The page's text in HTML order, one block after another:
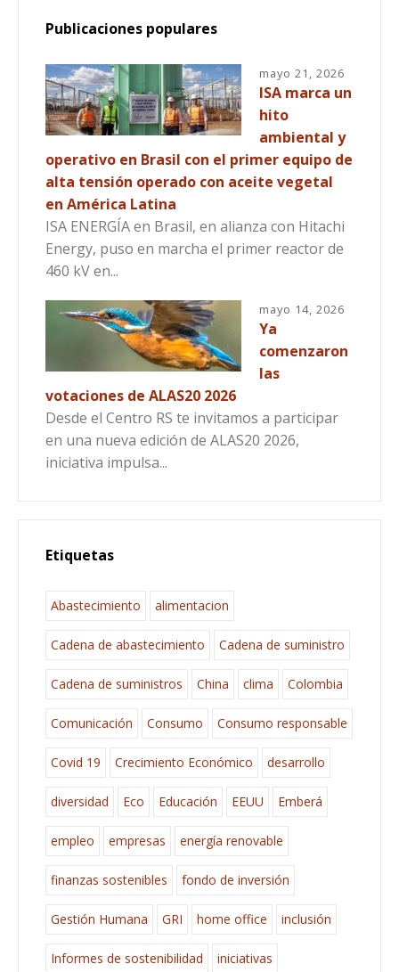
Publicaciones populares
mayo 21, 2026
ISA marca un
hito
ambiental y
operativo en Brasil con el primer equipo de
alta tensión operado con aceite vegetal
en América Latina
ISA ENERGÍA en Brasil, en alianza con Hitachi
Energy, puso en marcha el primer reactor de
460 kV en...
mayo 14, 2026
Ya
comenzaron
las
votaciones de ALAS20 2026
Desde el Centro RS te invitamos a participar
en una nueva edición de ALAS20 2026,
iniciativa impulsa...
Etiquetas
Abastecimiento alimentacion
Cadena de abastecimiento Cadena de suministro
Cadena de suministros China clima Colombia
Comunicación Consumo Consumo responsable
Covid 19 Crecimiento Económico desarrollo
diversidad Eco Educación EEUU Emberá
empleo empresas energía renovable
finanzas sostenibles fondo de inversión
Gestión Humana GRI home office inclusión
Informes de sostenibilidad iniciativas